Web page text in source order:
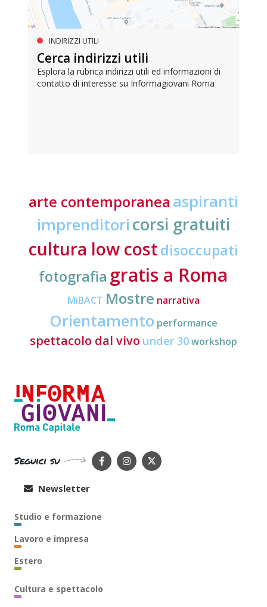
INDIRIZZI UTILI
Cerca indirizzi utili
Esplora la rubrica indirizzi utili ed informazioni di
contatto di interesse su Informagiovani Roma
arte contemporanea aspiranti
imprenditori corsi gratuiti
cultura low costdisoccupati
fotografia gratis a Roma
MiBACT Mostre narrativa
Orientamento performance
spettacolo dal vivo under 30workshop
Seguici su
Newsletter
Studio e formazione
Lavoro e impresa
Estero
Cultura e spettacolo